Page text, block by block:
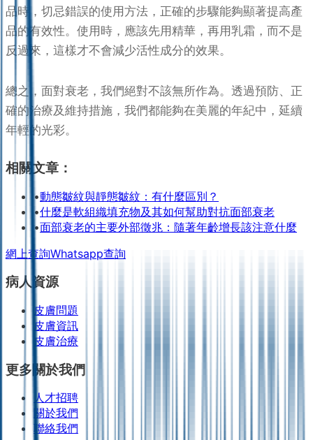
品時，切忌錯誤的使用方法，正確的步驟能夠顯著提高產
品的有效性。使用時，應該先用精華，再用乳霜，而不是
反過來，這樣才不會減少活性成分的效果。
總之，面對衰老，我們絕對不該無所作為。透過預防、正
確的治療及維持措施，我們都能夠在美麗的年紀中，延續
年輕的光彩。
相關文章：
•動態皺紋與靜態皺紋：有什麼區別？
•什麼是軟組織填充物及其如何幫助對抗面部衰老
•面部衰老的主要外部徵兆：隨著年齡增長該注意什麼
網上查詢Whatsapp查詢
病人資源
皮膚問題
皮膚資訊
皮膚治療
更多關於我們
人才招聘
關於我們
聯絡我們